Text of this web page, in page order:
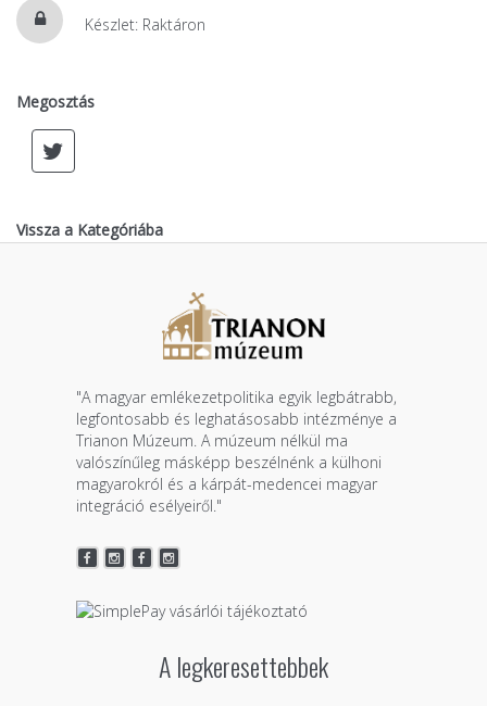
Készlet: Raktáron
Megosztás
Vissza a Kategóriába
"A magyar emlékezetpolitika egyik legbátrabb,
legfontosabb és leghatásosabb intézménye a
Trianon Múzeum. A múzeum nélkül ma
valószínűleg másképp beszélnénk a külhoni
magyarokról és a kárpát-medencei magyar
integráció esélyeiről."
A legkeresettebbek